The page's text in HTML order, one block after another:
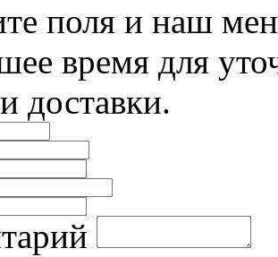
поля и наш
время для
доставки.